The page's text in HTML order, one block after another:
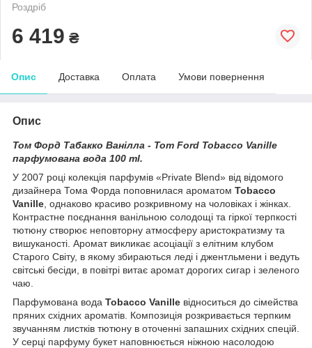
Роздріб
6 419 ₴
Опис Доставка Оплата Умови повернення
Опис
Том Форд Табакко Ванілла - Tom Ford Tobacco Vanille
парфумована вода 100 ml.
У 2007 році колекція парфумів «Private Blend» від відомого
дизайнера Тома Форда поповнилася ароматом Tobacco
Vanille , однаково красиво розкривному на чоловіках і жінках.
Контрастне поєднання ванільною солодощі та гіркої терпкості
тютюну створює неповторну атмосферу аристократизму та
вишуканості. Аромат викликає асоціації з елітним клубом
Старого Світу, в якому збираються леді і джентльмени і ведуть
світські бесіди, в повітрі витає аромат дорогих сигар і зеленого
чаю.
Парфумована вода Tobacco Vanille відноситься до сімейства
пряних східних ароматів. Композиція розкривається терпким
звучанням листків тютюну в оточенні запашних східних спецій.
У серці парфуму букет наповнюється ніжною насолодою